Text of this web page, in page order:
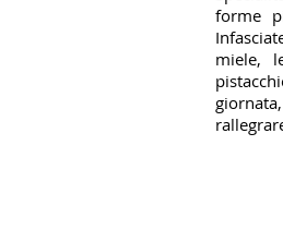
forme
miele,